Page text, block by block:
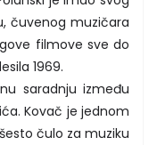
čuvenog muzičara
filmove sve do
1969.
saradnju između
Kovač je jednom
čulo za muziku